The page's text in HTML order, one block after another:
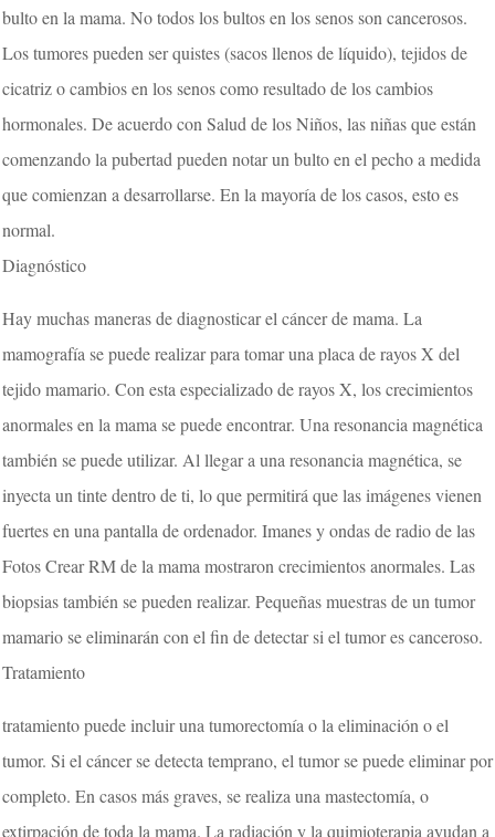
bulto en la mama. No todos los bultos en los senos son cancerosos.
Los tumores pueden ser quistes (sacos llenos de líquido), tejidos de
cicatriz o cambios en los senos como resultado de los cambios
hormonales. De acuerdo con Salud de los Niños, las niñas que están
comenzando la pubertad pueden notar un bulto en el pecho a medida
que comienzan a desarrollarse. En la mayoría de los casos, esto es
normal.
Diagnóstico
Hay muchas maneras de diagnosticar el cáncer de mama. La
mamografía se puede realizar para tomar una placa de rayos X del
tejido mamario. Con esta especializado de rayos X, los crecimientos
anormales en la mama se puede encontrar. Una resonancia magnética
también se puede utilizar. Al llegar a una resonancia magnética, se
inyecta un tinte dentro de ti, lo que permitirá que las imágenes vienen
fuertes en una pantalla de ordenador. Imanes y ondas de radio de las
Fotos Crear RM de la mama mostraron crecimientos anormales. Las
biopsias también se pueden realizar. Pequeñas muestras de un tumor
mamario se eliminarán con el fin de detectar si el tumor es canceroso.
Tratamiento
tratamiento puede incluir una tumorectomía o la eliminación o el
tumor. Si el cáncer se detecta temprano, el tumor se puede eliminar por
completo. En casos más graves, se realiza una mastectomía, o
extirpación de toda la mama. La radiación y la quimioterapia ayudan a